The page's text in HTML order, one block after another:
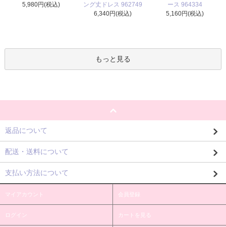
5,980円(税込)
ング丈ドレス 962749
6,340円(税込)
ース 964334
5,160円(税込)
もっと見る
返品について
配送・送料について
支払い方法について
マイアカウント 会員登録
ログイン カートを見る